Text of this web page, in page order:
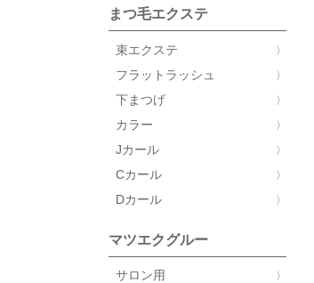
まつ毛エクステ
束エクステ
フラットラッシュ
下まつげ
カラー
Jカール
Cカール
Dカール
マツエクグルー
サロン用